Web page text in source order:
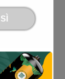
di
SÌ